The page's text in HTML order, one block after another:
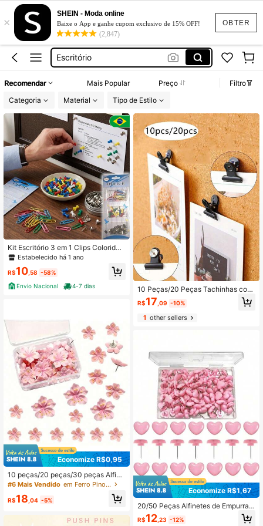
OBTER
×
SHEIN - Moda online
Baixe o App e ganhe cupom exclusivo de 15% OFF!
(2,847)
Gancho De Parede
Alfinete
Pins
Escritório
Alfinete
Recomendar Mais Popular Preço
Filtro
Categoria
Material Tipo de Estilo
Kit Escritório 3 em 1 Clips Coloridos
Alfinetes Tachinhas Organização d
Estabelecido há 1 ano
R$10,58 -58%
Envio Nacional
4-7 dias
Economize R$0,95
10 peças/20 peças/30 peças Alfine
tes de Pressão Florais Rosa - Tachi
or para Quadros de Cortiça, Fotos,
ares
#6 Mais Vendido em Ferro Pinos e tachas
R$18 ,04 -5%
10 Peças/20 Peças Tachinhas com
Alfinetes, Fixação de Tachinhas par
a Escola, Artes e Artesanato, Arquiv
o de Fotos em Quadro de Avisos, Pa
rede Divisória sem Furos (Preto)
R$17 ,09 -10%
1other sellers
Economize R$1,67
20/50 Peças Alfinetes de Empurrar
Multicoloridos em Forma de Coraçã
o, Tachinhas, Adequados para Qua
R$12,23 -12%